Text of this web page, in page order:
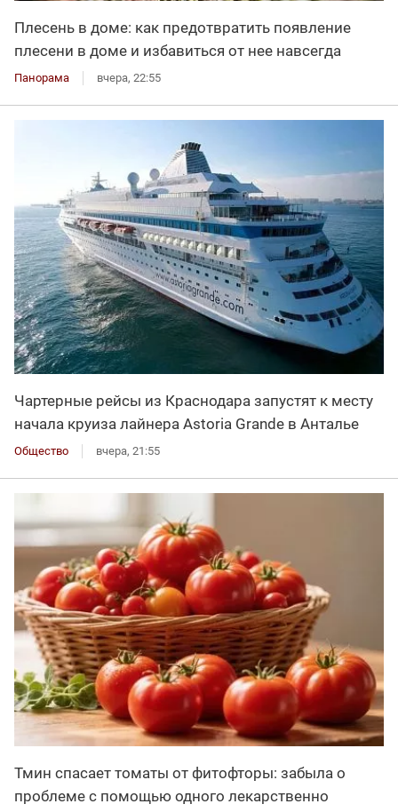
Плесень в доме: как предотвратить появление
плесени в доме и избавиться от нее навсегда
Панорама вчера, 22:55
Чартерные рейсы из Краснодара запустят к месту
начала круиза лайнера Astoria Grande в Анталье
Общество вчера, 21:55
Тмин спасает томаты от фитофторы: забыла о
проблеме с помощью одного лекарственно